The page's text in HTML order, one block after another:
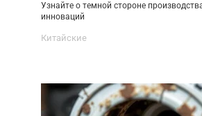
Узнайте о темной стороне
инноваций
Китайские